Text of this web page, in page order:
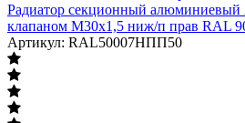
Радиатор секционный алюминиевый
клапаном М30х1,5 ниж/п прав RAL
Артикул: RAL50007НПП50